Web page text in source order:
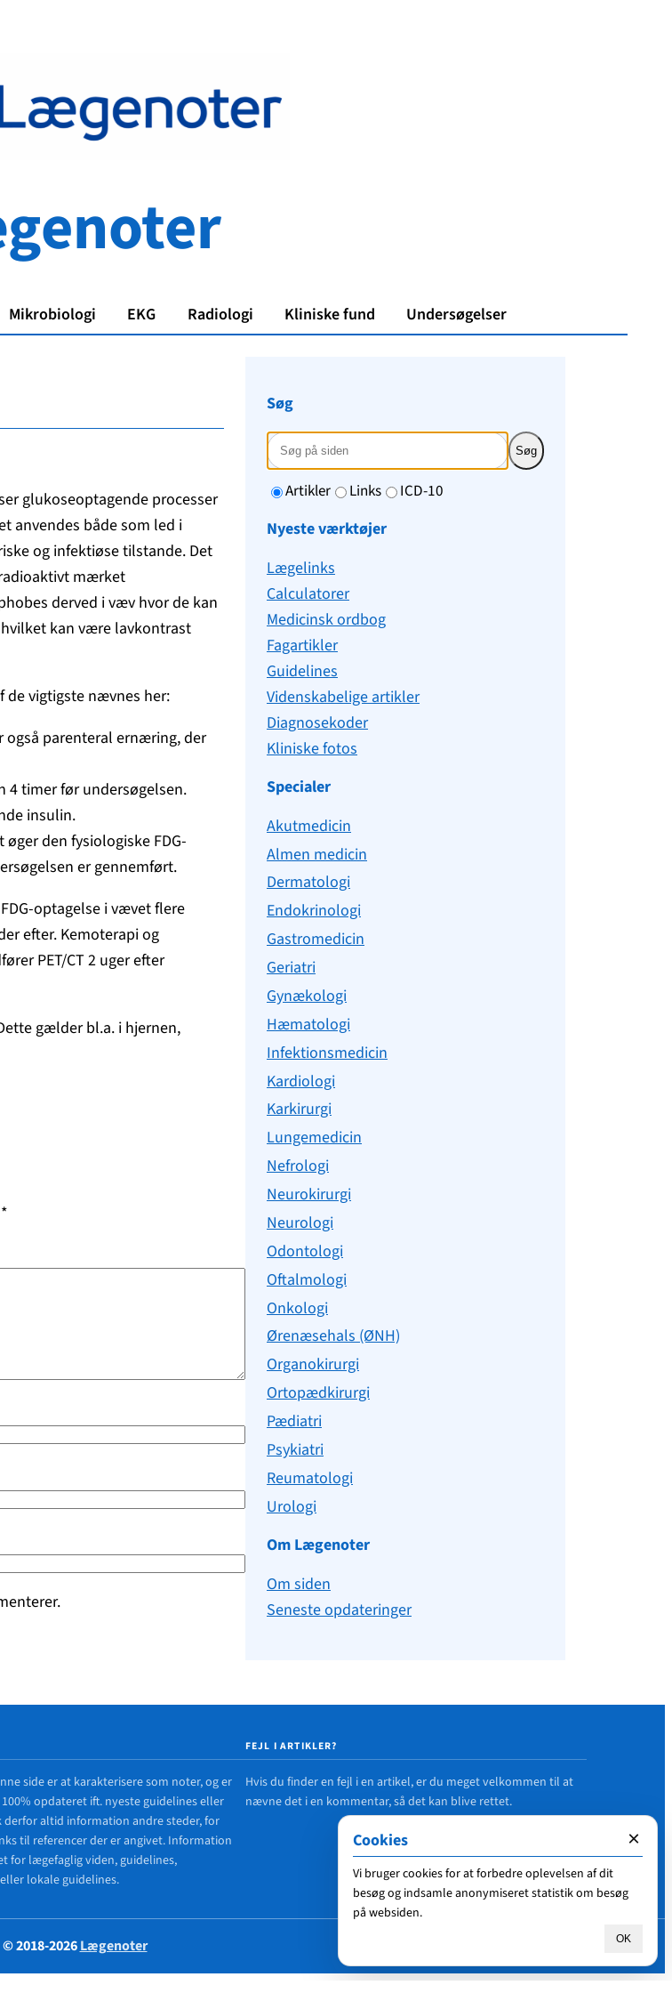
Mikrobiologi EKG Radiologi Kliniske fund Undersøgelser
glukoseoptagende processer
anvendes både som led i
og infektiøse tilstande. Det
mærket
derved i væv hvor de kan
hvilket kan være lavkontrast
de vigtigste nævnes her:
også parenteral ernæring, der
4 timer før undersøgelsen.
insulin.
den fysiologiske FDG-
er gennemført.
optagelse i vævet flere
efter. Kemoterapi og
PET/CT 2 uger efter
gælder bl.a. i hjernen,
*
Søg
Søg
Artikler Links
ICD-10
Nyeste værktøjer
Lægelinks
Calculatorer
Medicinsk ordbog
Fagartikler
Guidelines
Videnskabelige artikler
Diagnosekoder
Kliniske fotos
Specialer
Akutmedicin
Almen medicin
Dermatologi
Endokrinologi
Gastromedicin
Geriatri
Gynækologi
Hæmatologi
Infektionsmedicin
Kardiologi
Karkirurgi
Lungemedicin
Nefrologi
Neurokirurgi
Neurologi
Odontologi
Oftalmologi
Onkologi
Ørenæsehals (ØNH)
Organokirurgi
Ortopædkirurgi
Pædiatri
Psykiatri
Reumatologi
Urologi
Om Lægenoter
Om siden
Seneste opdateringer
side er at karakterisere som noter, og er
opdateret ift. nyeste guidelines eller
altid information andre steder, for
til referencer der er angivet. Information
for lægefaglig viden, guidelines,
lokale guidelines.
FEJL I ARTIKLER?
Hvis du finder en fejl i en artikel, er du meget velkommen til at
nævne det i en kommentar, så det kan blive rettet.
© 2018-2026Lægenoter
×
Cookies
Vi bruger cookies for at forbedre oplevelsen af dit
besøg og indsamle anonymiseret statistik om besøg
på websiden.
OK